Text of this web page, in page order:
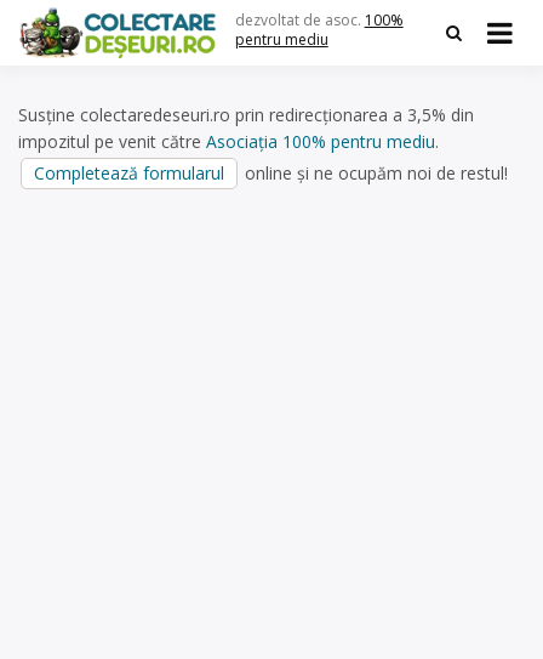
content
dezvoltat de asoc. 100%
pentru mediu
Susține colectaredeseuri.ro prin redirecționarea a 3,5% din
impozitul pe venit către Asociația 100% pentru mediu.
Completează formularul
online și ne ocupăm noi de restul!